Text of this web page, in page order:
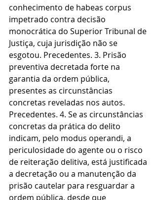
conhecimento de habeas corpus
impetrado contra decisão
monocrática do Superior Tribunal de
Justiça, cuja jurisdição não se
esgotou. Precedentes. 3. Prisão
preventiva decretada forte na
garantia da ordem pública,
presentes as circunstâncias
concretas reveladas nos autos.
Precedentes. 4. Se as circunstâncias
concretas da prática do delito
indicam, pelo modus operandi, a
periculosidade do agente ou o risco
de reiteração delitiva, está justificada
a decretação ou a manutenção da
prisão cautelar para resguardar a
ordem pública, desde que